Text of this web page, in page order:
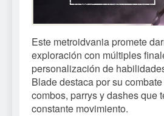
Este metroidvania promete
exploración con múltiples
personalización de
Blade destaca por su
combos, parrys y dashes que
constante movimiento.